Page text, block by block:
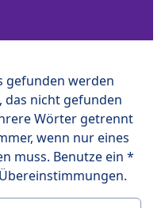
gefunden werden
das nicht gefunden
Wörter getrennt
wenn nur eines
muss. Benutze ein *